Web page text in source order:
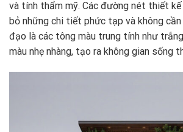
và tính thẩm mỹ. Các đường nét thiết
bỏ những chi tiết phức tạp và không
đạo là các tông màu trung tính như
màu nhẹ nhàng, tạo ra không gian sống